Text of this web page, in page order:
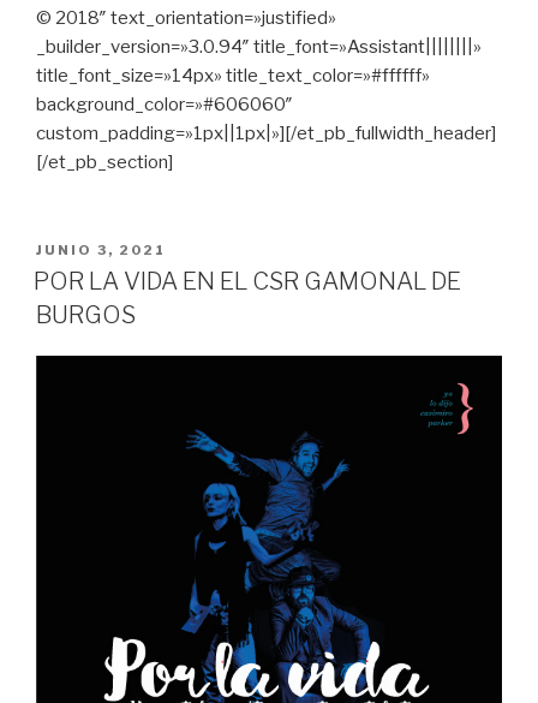
© 2018″ text_orientation=»justified»
_builder_version=»3.0.94″ title_font=»Assistant||||||||»
title_font_size=»14px» title_text_color=»#ffffff»
background_color=»#606060″
custom_padding=»1px||1px|»][/et_pb_fullwidth_header]
[/et_pb_section]
PUBLICADO
EN
JUNIO 3, 2021
POR LA VIDA EN EL CSR GAMONAL DE
BURGOS